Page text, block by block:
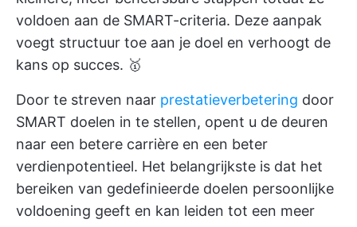
voldoen aan de SMART-criteria. Deze aanpak
voegt structuur toe aan je doel en verhoogt de
kans op succes. 🥇
Door te streven naar prestatieverbetering door
SMART doelen in te stellen, opent u de deuren
naar een betere carrière en een beter
verdienpotentieel. Het belangrijkste is dat het
bereiken van gedefinieerde doelen persoonlijke
voldoening geeft en kan leiden tot een meer